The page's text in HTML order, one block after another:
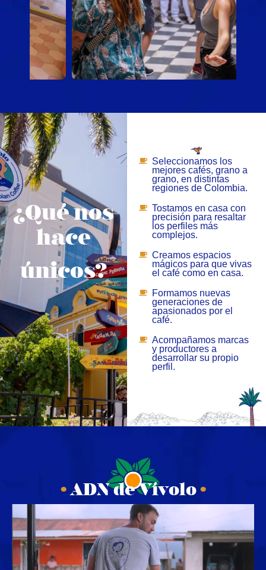
¿Qué nos
hace
únicos?
Seleccionamos los
mejores cafés, grano a
grano, en distintas
regiones de Colombia.
Tostamos en casa con
precisión para resaltar
los perfiles más
complejos.
Creamos espacios
mágicos para que vivas
el café como en casa.
Formamos nuevas
generaciones de
apasionados por el
café.
Acompañamos marcas
y productores a
desarrollar su propio
perfil.
•ADN de Vívolo •